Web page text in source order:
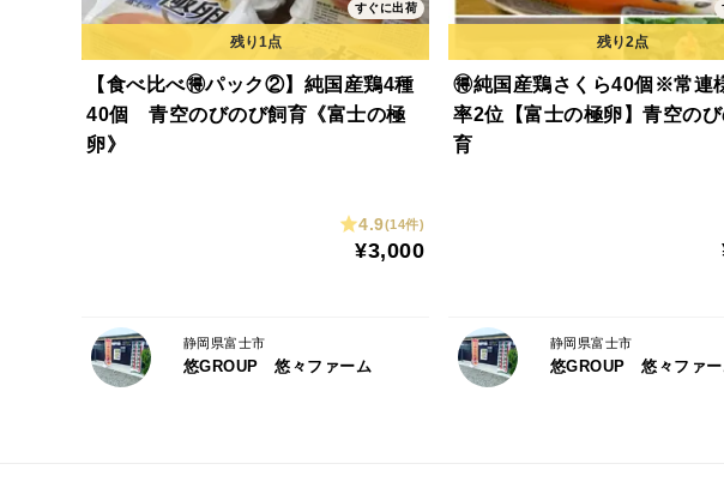
ー
賞
採
保
ー
ま
タ
すぐに出荷
【食べ比べ🉐パック②】純国産鶏4種
40個 青空のびのび飼育《富士の極
卵》
4.9(14件)
¥3,000
静岡県富士市
悠GROUP 悠々ファーム
🉐純国産鶏さくら40個※常連
率2位【富士の極卵】青空のび
育
静岡県富士市
悠GROUP 悠々ファ